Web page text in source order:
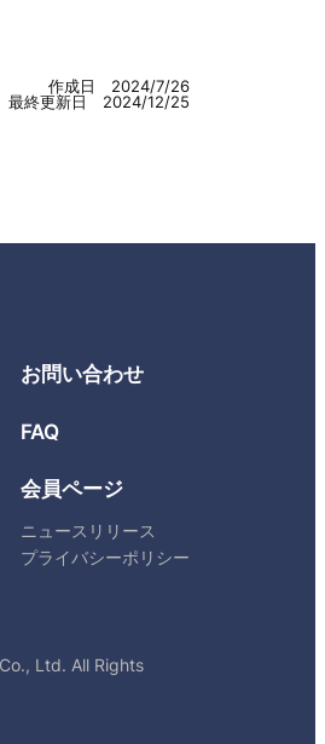
作成日 2024/7/26
最終更新日 2024/12/25
お問い合わせ
FAQ
会員ページ
ニュースリリース
プライバシーポリシー
Ltd. All Rights